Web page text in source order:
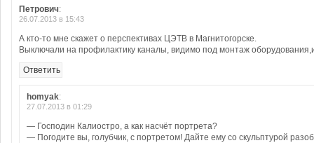
Петрович:
26.07.2013 в 15:43
А кто-то мне скажет о перспективах ЦЭТВ в Магнитогорске.
Выключали на профилактику каналы, видимо под монтаж
Ответить
homyak:
27.07.2013 в 01:29
— Господин Калиостро, а как насчёт портрета?
— Погодите вы, голубчик, с портретом! Дайте ему со скульптурой